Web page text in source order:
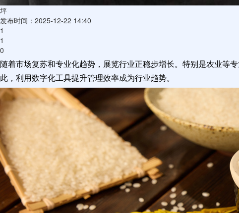
坪
发布时间：2025-12-22 14:40
1
1
0
随着市场复苏和专业化趋势，展览行业正稳步增长。特别是农业等
此，利用数字化工具提升管理效率成为行业趋势。